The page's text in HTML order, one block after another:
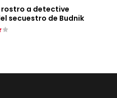
rostro a detective
secuestro de Budnik